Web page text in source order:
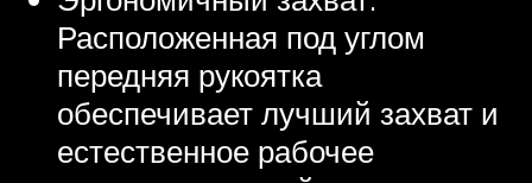
Расположенная под углом
передняя рукоятка
обеспечивает лучший захват и
естественное рабочее